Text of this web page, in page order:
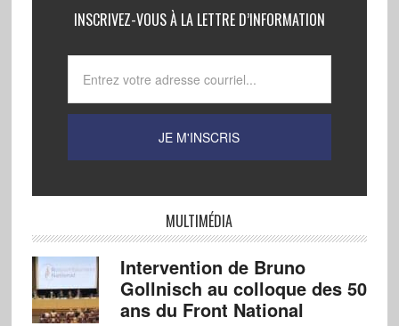
INSCRIVEZ-VOUS À LA LETTRE D’INFORMATION
MULTIMÉDIA
Intervention de Bruno
Gollnisch au colloque des 50
ans du Front National